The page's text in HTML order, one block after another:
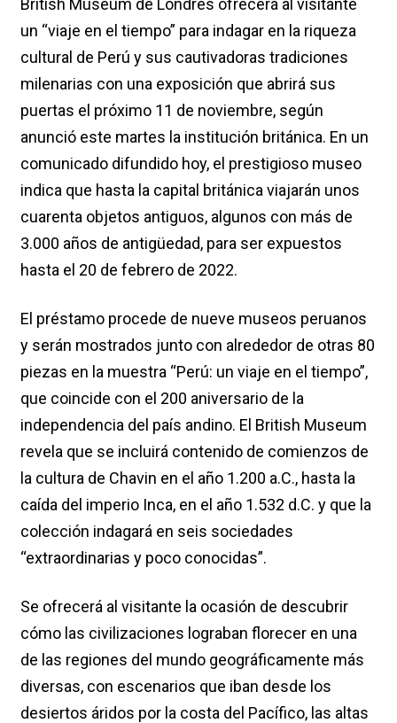
British Museum de Londres ofrecerá al visitante
un “viaje en el tiempo” para indagar en la riqueza
cultural de Perú y sus cautivadoras tradiciones
milenarias con una exposición que abrirá sus
puertas el próximo 11 de noviembre, según
anunció este martes la institución británica. En un
comunicado difundido hoy, el prestigioso museo
indica que hasta la capital británica viajarán unos
cuarenta objetos antiguos, algunos con más de
3.000 años de antigüedad, para ser expuestos
hasta el 20 de febrero de 2022.
El préstamo procede de nueve museos peruanos
y serán mostrados junto con alrededor de otras 80
piezas en la muestra “Perú: un viaje en el tiempo”,
que coincide con el 200 aniversario de la
independencia del país andino. El British Museum
revela que se incluirá contenido de comienzos de
la cultura de Chavin en el año 1.200 a.C., hasta la
caída del imperio Inca, en el año 1.532 d.C. y que la
colección indagará en seis sociedades
“extraordinarias y poco conocidas”.
Se ofrecerá al visitante la ocasión de descubrir
cómo las civilizaciones lograban florecer en una
de las regiones del mundo geográficamente más
diversas, con escenarios que iban desde los
desiertos áridos por la costa del Pacífico, las altas